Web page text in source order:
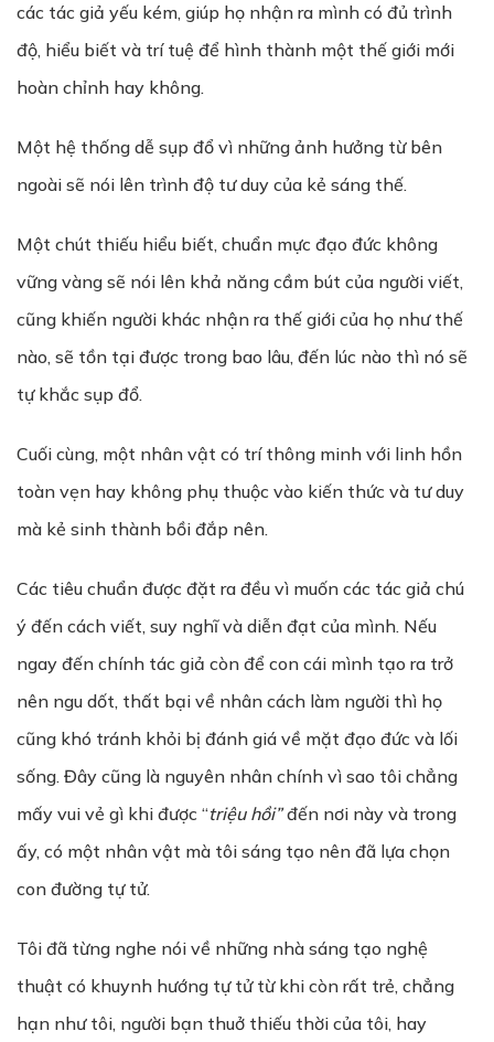
các tác giả yếu kém, giúp họ nhận ra mình có đủ trình
độ, hiểu biết và trí tuệ để hình thành một thế giới mới
hoàn chỉnh hay không.
Một hệ thống dễ sụp đổ vì những ảnh hưởng từ bên
ngoài sẽ nói lên trình độ tư duy của kẻ sáng thế.
Một chút thiếu hiểu biết, chuẩn mực đạo đức không
vững vàng sẽ nói lên khả năng cầm bút của người viết,
cũng khiến người khác nhận ra thế giới của họ như thế
nào, sẽ tồn tại được trong bao lâu, đến lúc nào thì nó sẽ
tự khắc sụp đổ.
Cuối cùng, một nhân vật có trí thông minh với linh hồn
toàn vẹn hay không phụ thuộc vào kiến thức và tư duy
mà kẻ sinh thành bồi đắp nên.
Các tiêu chuẩn được đặt ra đều vì muốn các tác giả chú
ý đến cách viết, suy nghĩ và diễn đạt của mình. Nếu
ngay đến chính tác giả còn để con cái mình tạo ra trở
nên ngu dốt, thất bại về nhân cách làm người thì họ
cũng khó tránh khỏi bị đánh giá về mặt đạo đức và lối
sống. Đây cũng là nguyên nhân chính vì sao tôi chẳng
mấy vui vẻ gì khi được “triệu hồi”đến nơi này và trong
ấy, có một nhân vật mà tôi sáng tạo nên đã lựa chọn
con đường tự tử.
Tôi đã từng nghe nói về những nhà sáng tạo nghệ
thuật có khuynh hướng tự tử từ khi còn rất trẻ, chẳng
hạn như tôi, người bạn thuở thiếu thời của tôi, hay